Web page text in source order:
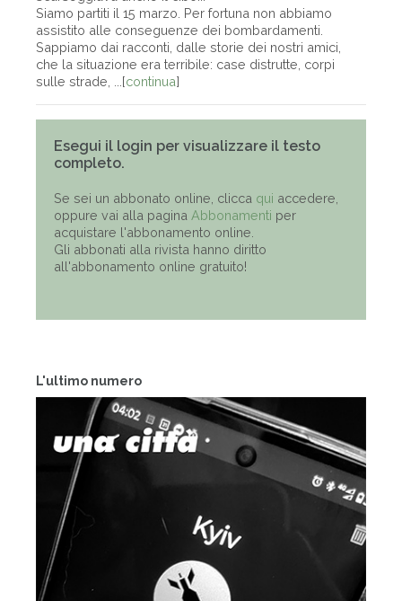
L'ultimo numero
Siamo partiti il 15 marzo. Per fortuna non abbiamo
assistito alle conseguenze dei bombardamenti.
Sappiamo dai racconti, dalle storie dei nostri amici,
che la situazione era terribile: case distrutte, corpi
sulle strade, ...[continua]
Esegui il login per visualizzare il testo
completo.
Se sei un abbonato online, clicca qui accedere,
oppure vai alla pagina Abbonamenti per
acquistare l'abbonamento online.
Gli abbonati alla rivista hanno diritto
all'abbonamento online gratuito!